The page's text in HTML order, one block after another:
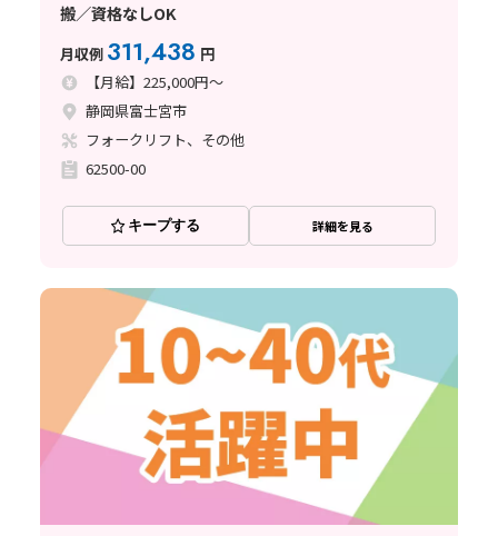
搬／資格なしOK
月収例 311,438 円
【月給】225,000円～
静岡県富士宮市
フォークリフト、その他
62500-00
キープする 詳細を見る